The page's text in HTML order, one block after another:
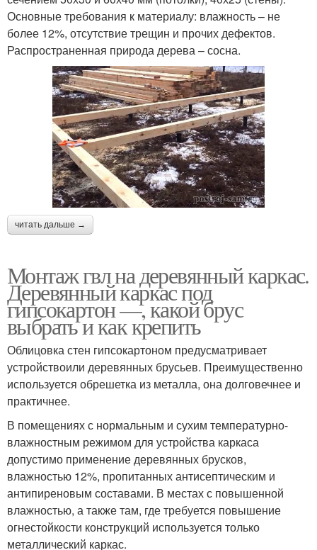
Основные требования к материалу: влажность – не
более 12%, отсутствие трещин и прочих дефектов.
Распространенная природа дерева – сосна.
читать дальше →
Монтаж гвл на деревянный каркас.
Деревянный каркас под
гипсокартон —, какой брус
выбрать и как крепить
Облицовка стен гипсокартоном предусматривает
устройствоили деревянных брусьев. Преимущественно
используется обрешетка из металла, она долговечнее и
практичнее.
В помещениях с нормальным и сухим температурно-
влажностным режимом для устройства каркаса
допустимо применение деревянных брусков,
влажностью 12%, пропитанных антисептическим и
антипиреновым составами. В местах с повышенной
влажностью, а также там, где требуется повышение
огнестойкости конструкций используется только
металлический каркас.